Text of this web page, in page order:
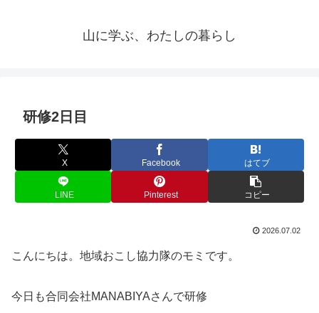
山に学ぶ、わたしの暮らし
研修2日目
X Facebook はてブ
LINE Pinterest コピー
2026.07.02
こんにちは。地域おこし協力隊のモミです。
今日も合同会社MANABIYAさんで研修